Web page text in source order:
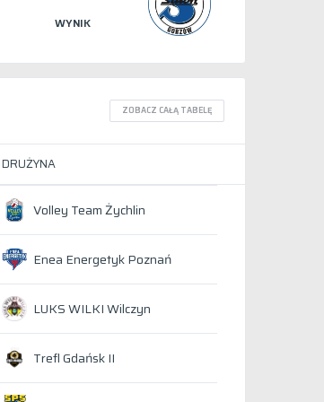
WYNIK
ZOBACZ CAŁĄ TABELĘ
DRUŻYNA
Volley Team Żychlin
Enea Energetyk Poznań
LUKS WILKI Wilczyn
Trefl Gdańsk II